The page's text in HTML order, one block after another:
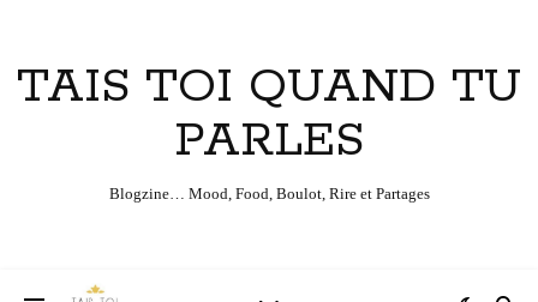
TAIS TOI QUAND TU
PARLES
Blogzine… Mood, Food, Boulot, Rire et Partages